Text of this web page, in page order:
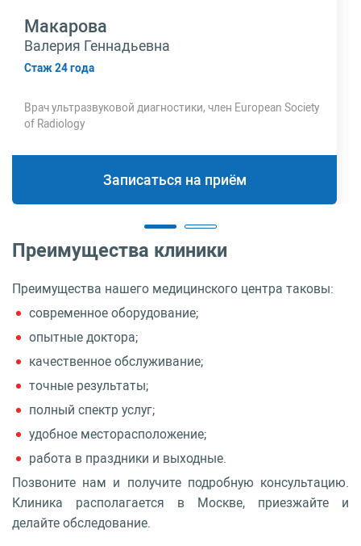
Макарова
Валерия Геннадьевна
Стаж 24 года
Врач ультразвуковой диагностики, член European Society
of Radiology
Записаться на приём
Преимущества клиники
Преимущества нашего медицинского центра таковы:
современное оборудование;
опытные доктора;
качественное обслуживание;
точные результаты;
полный спектр услуг;
удобное месторасположение;
работа в праздники и выходные.
Позвоните нам и получите подробную консультацию.
Клиника располагается в Москве, приезжайте и
делайте обследование.